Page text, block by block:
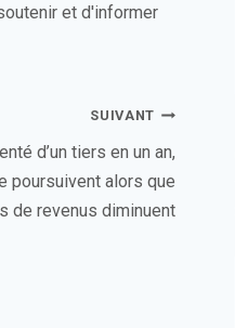
et d'informer
SUIVANT
d’un tiers en un an,
poursuivent alors que
de revenus diminuent